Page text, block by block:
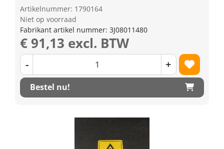
Artikelnummer: 1790164
Niet op voorraad
Fabrikant artikel nummer: 3J08011480
€ 91,13 excl. BTW
- +
Bestel nu!